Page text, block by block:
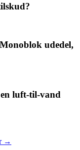
udedel,
luft-til-vand
→